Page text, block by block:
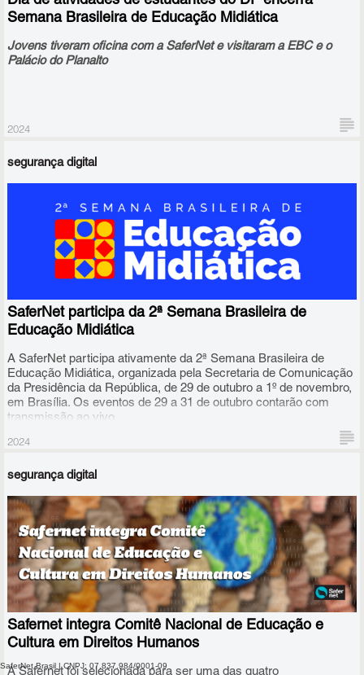
Semana Brasileira de Educação Midiática
Jovens tiveram oficina com a SaferNet e visitaram a EBC e o
Palácio do Planalto
2024
segurança digital
SaferNet participa da 2ª Semana Brasileira de
Educação Midiática
A SaferNet participa ativamente da 2ª Semana Brasileira de
Educação Midiática, organizada pela Secretaria de Comunicação
da Presidência da República, de 29 de outubro a 1º de novembro,
em Brasília. Os eventos de 29 a 31 de outubro contarão com
transmissão ao vivo.
Este ano, o tema da semana é “Conectando diversidades e
territórios”. Além de celebrar a diversidade brasileira, o mote
levanta a questão sobre como diferentes realidades e contextos,
desde os grandes centros urbanos até as comunidades
tradicionais definem a nossa experiência com a informação nos
meios digitais.
2024
segurança digital
Safernet integra Comitê Nacional de Educação e
Cultura em Direitos Humanos
A Safernet foi selecionada para ser uma das quatro
SaferNet Brasil | CNPJ: 07.837.984/0001-09